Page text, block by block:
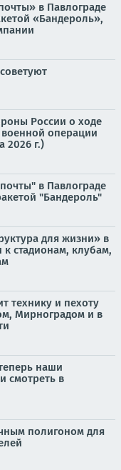
в Павлограде
«Бандероль»,
России о ходе
операции
2026 г.)
в Павлограде
"Бандероль"
для жизни» в
стадионам, клубам,
технику и пехоту
Мирноградом и в
наши
смотреть в
полигоном для